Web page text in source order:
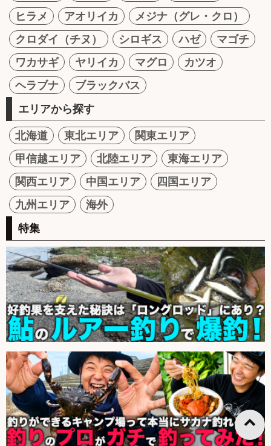
ヒラメ
アオリイカ
メジナ（グレ・クロ）
クロダイ（チヌ）
シロギス ハゼ
マゴチ
ワカサギ
ヤリイカ マグロ
カツオ
ヘラブナ
ブラックバス
エリアから探す
北海道 東北エリア
関東エリア
甲信越エリア
北陸エリア
東海エリア
関西エリア
中国エリア
四国エリア
九州エリア
海外
特集